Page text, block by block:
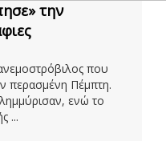
την
που
περασμένη Πέμπτη.
ενώ το
...